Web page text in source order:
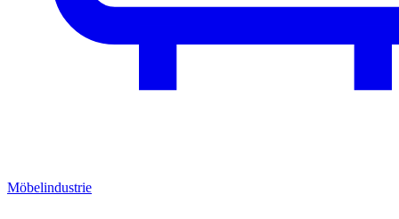
Möbelindustrie